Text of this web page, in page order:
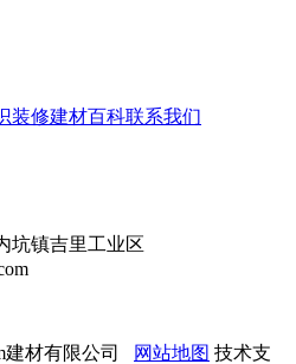
装修建材百科联系我们
坑镇吉里工业区
建材有限公司 网站地图 技术支